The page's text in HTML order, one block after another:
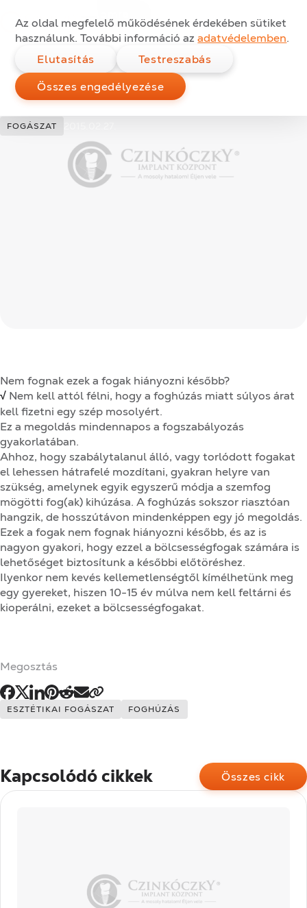
Az oldal megfelelő működésének érdekében sütiket
használunk. További információ azadatvédelemben.
Elutasítás
Testreszabás
Összes engedélyezése
Nem túl nagy áldozat a
foghúzás egy szép
mosolyért?
Kategóriák:
FOGÁSZAT
Nem fognak ezek a fogak hiányozni később?
√ Nem kell attól félni, hogy a foghúzás miatt súlyos árat
kell fizetni egy szép mosolyért.
Ez a megoldás mindennapos a fogszabályozás
gyakorlatában.
Ahhoz, hogy szabálytalanul álló, vagy torlódott fogakat
el lehessen hátrafelé mozdítani, gyakran helyre van
szükség, amelynek egyik egyszerű módja a szemfog
mögötti fog(ak) kihúzása. A foghúzás sokszor riasztóan
hangzik, de hosszútávon mindenképpen egy jó megoldás.
Ezek a fogak nem fognak hiányozni később, és az is
nagyon gyakori, hogy ezzel a bölcsességfogak számára is
lehetőséget biztosítunk a későbbi előtöréshez.
Ilyenkor nem kevés kellemetlenségtől kímélhetünk meg
egy gyereket, hiszen 10-15 év múlva nem kell feltárni és
kioperálni, ezeket a bölcsességfogakat.
Megosztás
Címkék:
ESZTÉTIKAI FOGÁSZAT FOGHÚZÁS
Kapcsolódó cikkek Összes cikk